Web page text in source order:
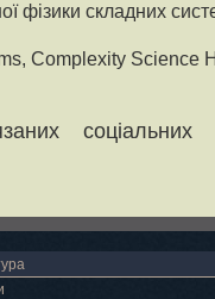
фізики складних
Complexity Science
соціальних